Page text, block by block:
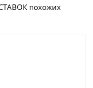
похожих